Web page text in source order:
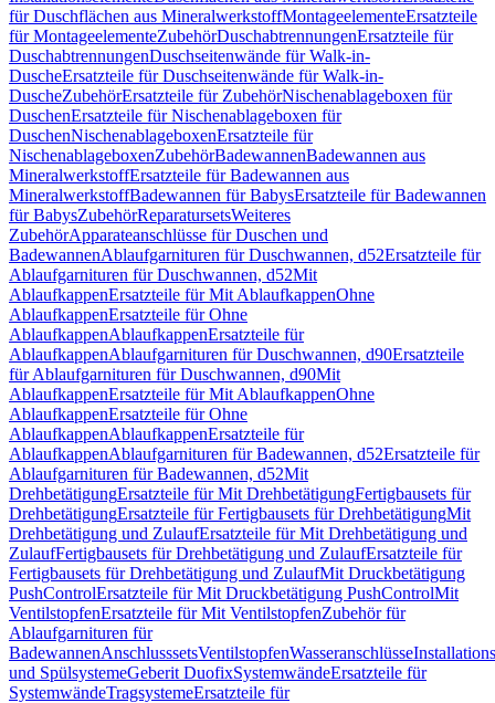
für Duschflächen aus MineralwerkstoffMontageelementeErsatzteile
für MontageelementeZubehörDuschabtrennungenErsatzteile für
DuschabtrennungenDuschseitenwände für Walk-in-
DuscheErsatzteile für Duschseitenwände für Walk-in-
DuscheZubehörErsatzteile für ZubehörNischenablageboxen für
DuschenErsatzteile für Nischenablageboxen für
DuschenNischenablageboxenErsatzteile für
NischenablageboxenZubehörBadewannenBadewannen aus
MineralwerkstoffErsatzteile für Badewannen aus
MineralwerkstoffBadewannen für BabysErsatzteile für Badewannen
für BabysZubehörReparatursetsWeiteres
ZubehörApparateanschlüsse für Duschen und
BadewannenAblaufgarnituren für Duschwannen, d52Ersatzteile für
Ablaufgarnituren für Duschwannen, d52Mit
AblaufkappenErsatzteile für Mit AblaufkappenOhne
AblaufkappenErsatzteile für Ohne
AblaufkappenAblaufkappenErsatzteile für
AblaufkappenAblaufgarnituren für Duschwannen, d90Ersatzteile
für Ablaufgarnituren für Duschwannen, d90Mit
AblaufkappenErsatzteile für Mit AblaufkappenOhne
AblaufkappenErsatzteile für Ohne
AblaufkappenAblaufkappenErsatzteile für
AblaufkappenAblaufgarnituren für Badewannen, d52Ersatzteile für
Ablaufgarnituren für Badewannen, d52Mit
DrehbetätigungErsatzteile für Mit DrehbetätigungFertigbausets für
DrehbetätigungErsatzteile für Fertigbausets für DrehbetätigungMit
Drehbetätigung und ZulaufErsatzteile für Mit Drehbetätigung und
ZulaufFertigbausets für Drehbetätigung und ZulaufErsatzteile für
Fertigbausets für Drehbetätigung und ZulaufMit Druckbetätigung
PushControlErsatzteile für Mit Druckbetätigung PushControlMit
VentilstopfenErsatzteile für Mit VentilstopfenZubehör für
Ablaufgarnituren für
BadewannenAnschlusssetsVentilstopfenWasseranschlüsse
und SpülsystemeGeberit DuofixSystemwändeErsatzteile für
SystemwändeTragsystemeErsatzteile für